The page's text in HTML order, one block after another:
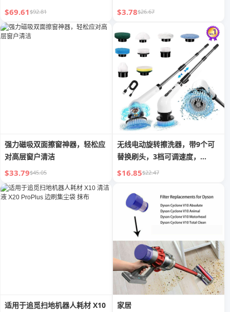
用小工具
$69.61$92.81 $3.78$26.67
强力磁吸双面擦窗神器，轻松应
对高层窗户清洁
$33.79$45.05
无线电动旋转擦洗器，带9个可
替换刷头，3档可调速度，
5000mAh电池，轻便USB手持
$16.85$22.47
适用于追觅扫地机器人耗材 X10
家居